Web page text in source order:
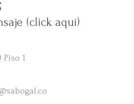
(click aquí)
1